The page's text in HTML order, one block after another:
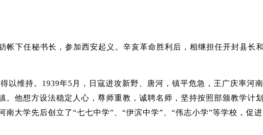
下任秘书长，参加西安起义。辛亥革命胜利后，相继担任开封县长
以维持。1939年5月，日寇进攻新野、唐河，镇平危急，王广庆率河
他想方设法稳定人心，尊师重教，诚聘名师，坚持按照部颁教学计
大学先后创立了“七七中学”、“伊滨中学”、“伟志小学”等学校，促